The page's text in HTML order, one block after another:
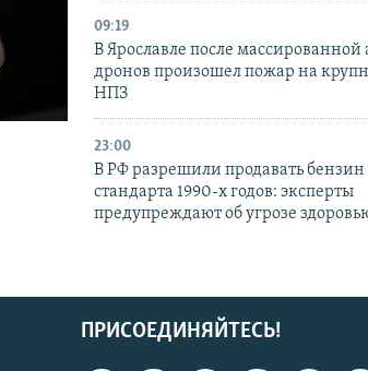
09:19
В Ярославле после массированной
дронов произошел пожар на
НПЗ
23:00
В РФ разрешили продавать бензин
стандарта 1990-х годов: эксперты
предупреждают об угрозе
ПРИСОЕДИНЯЙТЕСЬ!